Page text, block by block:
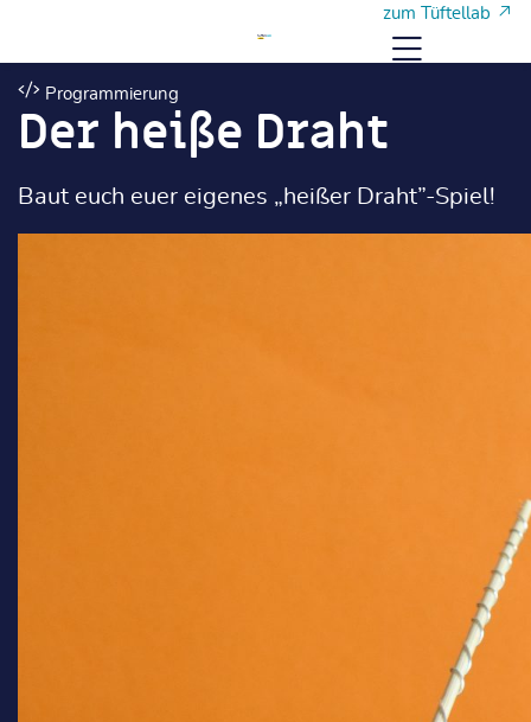
zum Tüftellab
Menü
Programmierung
Der heiße Draht
Baut euch euer eigenes „heißer Draht”-Spiel!